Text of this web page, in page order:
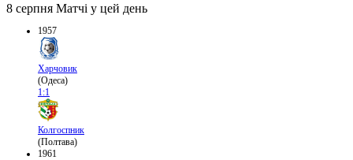
8 серпня Матчі у цей день
1957
Харчовик
(Одеса)
1:1
Колгоспник
(Полтава)
1961